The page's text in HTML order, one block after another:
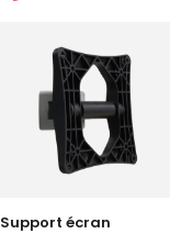
Support écran